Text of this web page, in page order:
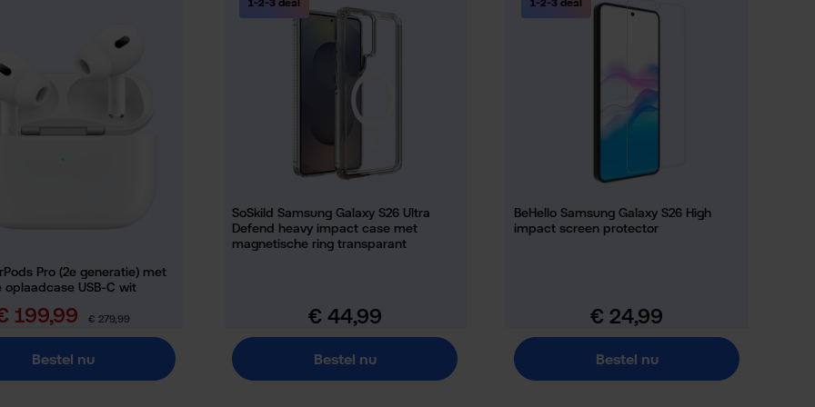
Pro (2e generatie) met
oplaadcase USB-C wit
199,99 Normale prijs:
€ 279,99
Bestel nu
1-2-3 deal
SoSkild Samsung Galaxy S26 Ultra
Defend heavy impact case met
magnetische ring transparant
Normale prijs:
€ 44,99
Bestel nu
1-2-3 deal
BeHello Samsung Galaxy S26 High
impact screen protector
Normale prijs:
€ 24,99
Bestel nu